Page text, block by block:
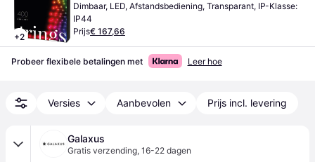
+2
Dimbaar, LED, Afstandsbediening, Transparant, IP-Klasse:
IP44
Prijs€ 167,66
Probeer flexibele betalingen met Leer hoe
Versies Aanbevolen Prijs incl. levering
Galaxus
Gratis verzending, 16-22 dagen